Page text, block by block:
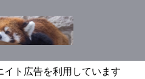
ト広告を利用しています